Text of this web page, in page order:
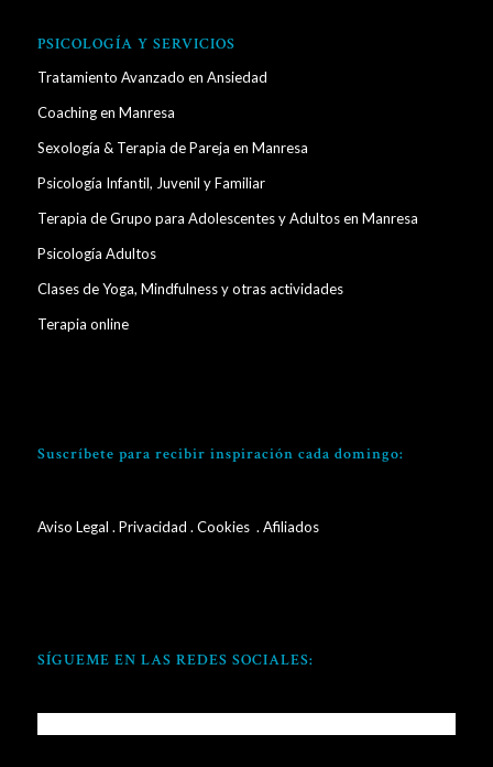
PSICOLOGÍA Y SERVICIOS
Tratamiento Avanzado en Ansiedad
Coaching en Manresa
Sexología & Terapia de Pareja en Manresa
Psicología Infantil, Juvenil y Familiar
Terapia de Grupo para Adolescentes y Adultos en Manresa
Psicología Adultos
Clases de Yoga, Mindfulness y otras actividades
Terapia online
Suscríbete para recibir inspiración cada domingo:
Aviso Legal . Privacidad . Cookies. Afiliados
SÍGUEME EN LAS REDES SOCIALES: